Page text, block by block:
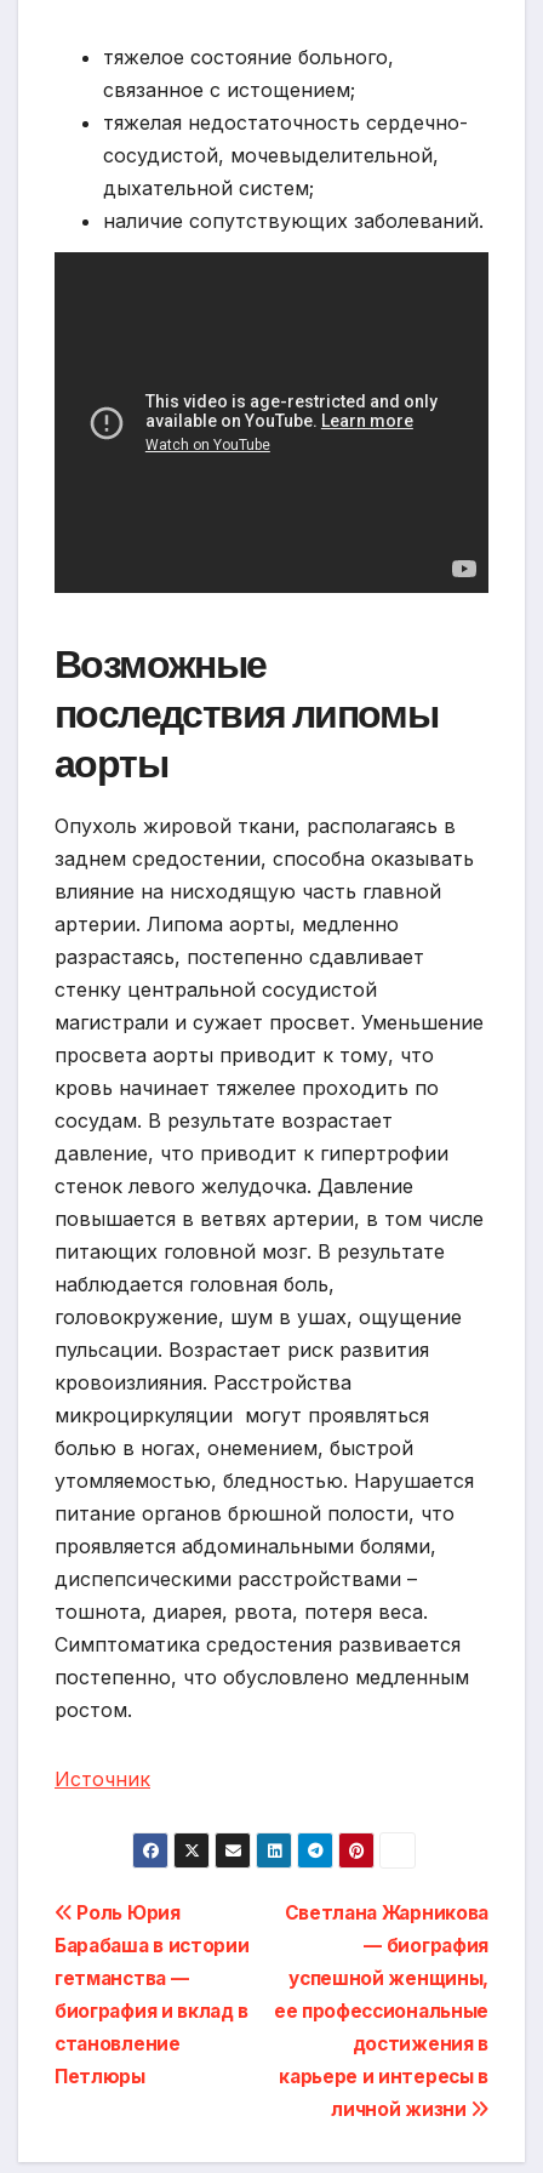
тяжелое состояние больного,
связанное с истощением;
тяжелая недостаточность сердечно-
сосудистой, мочевыделительной,
дыхательной систем;
наличие сопутствующих заболеваний.
Возможные
последствия липомы
аорты
Опухоль жировой ткани, располагаясь в
заднем средостении, способна оказывать
влияние на нисходящую часть главной
артерии. Липома аорты, медленно
разрастаясь, постепенно сдавливает
стенку центральной сосудистой
магистрали и сужает просвет. Уменьшение
просвета аорты приводит к тому, что
кровь начинает тяжелее проходить по
сосудам. В результате возрастает
давление, что приводит к гипертрофии
стенок левого желудочка. Давление
повышается в ветвях артерии, в том числе
питающих головной мозг. В результате
наблюдается головная боль,
головокружение, шум в ушах, ощущение
пульсации. Возрастает риск развития
кровоизлияния. Расстройства
микроциркуляции могут проявляться
болью в ногах, онемением, быстрой
утомляемостью, бледностью. Нарушается
питание органов брюшной полости, что
проявляется абдоминальными болями,
диспепсическими расстройствами –
тошнота, диарея, рвота, потеря веса.
Симптоматика средостения развивается
постепенно, что обусловлено медленным
ростом.
Источник
Навигация
по
записям
Светлана Жарникова
— биография
успешной женщины,
ее профессиональные
достижения в
карьере и интересы в
личной жизни
Роль Юрия
Барабаша в истории
гетманства —
биография и вклад в
становление
Петлюры